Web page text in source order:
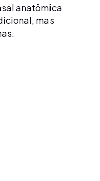
anatômica
mas